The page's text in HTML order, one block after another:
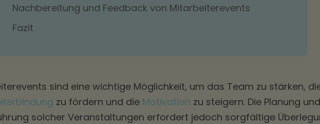
Nachbereitung und Feedback von Mitarbeiterevents
Fazit
sind eine wichtige Möglichkeit, um das Team zu stärken,
zu fördern und die Motivation zu steigern. Die Planung und
solcher Veranstaltungen erfordert jedoch sorgfältige